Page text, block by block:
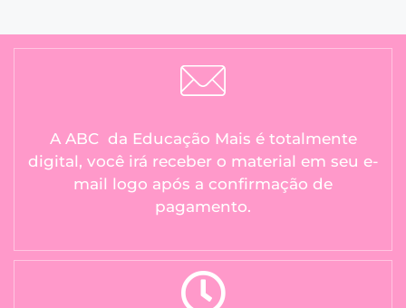
A ABC da Educação Mais é totalmente
digital, você irá receber o material em seu e-
mail logo após a confirmação de
pagamento.